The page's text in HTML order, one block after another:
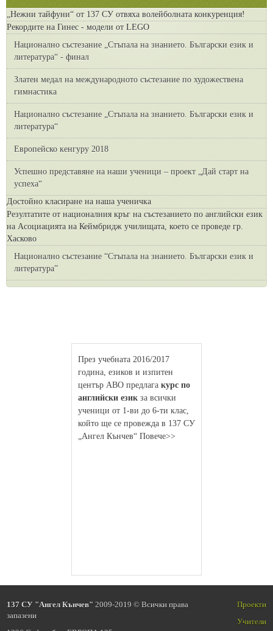
„Нежни тайфуни“ от 137 СУ отвяха волейболната конкуренция!
Рекордите на Гинес - модели от LEGO
Национално състезание „Стъпала на знанието. Български език и
литература“ - финал
Златен медал на международното състезание по художествена
гимнастика
Национално състезание „Стъпала на знанието. Български език и
литература“
Европейско кенгуру 2018
Успешно представяне на наши ученици – проект „Дай старт на
успеха“
Достойно класиране на наша ученичка
Резултатите от националния кръг на състезанието по английски език
на Асоциацията на Кеймбридж училищата, което се проведе гр.
Хасково
Национално състезание “Стъпала на знанието. Български език и
литература”
През учебната 2016/2017
година, езиков и изпитен
център АВО предлага курс по
английски език за всички
ученици от 1-ви до 6-ти клас,
който ще се провежда в 137 СУ
„Ангел Кънчев“ Повече>>
137 СУ "Ангел Кънчев" 2009-2019 © Всички права
запазени
Проекти
Учители